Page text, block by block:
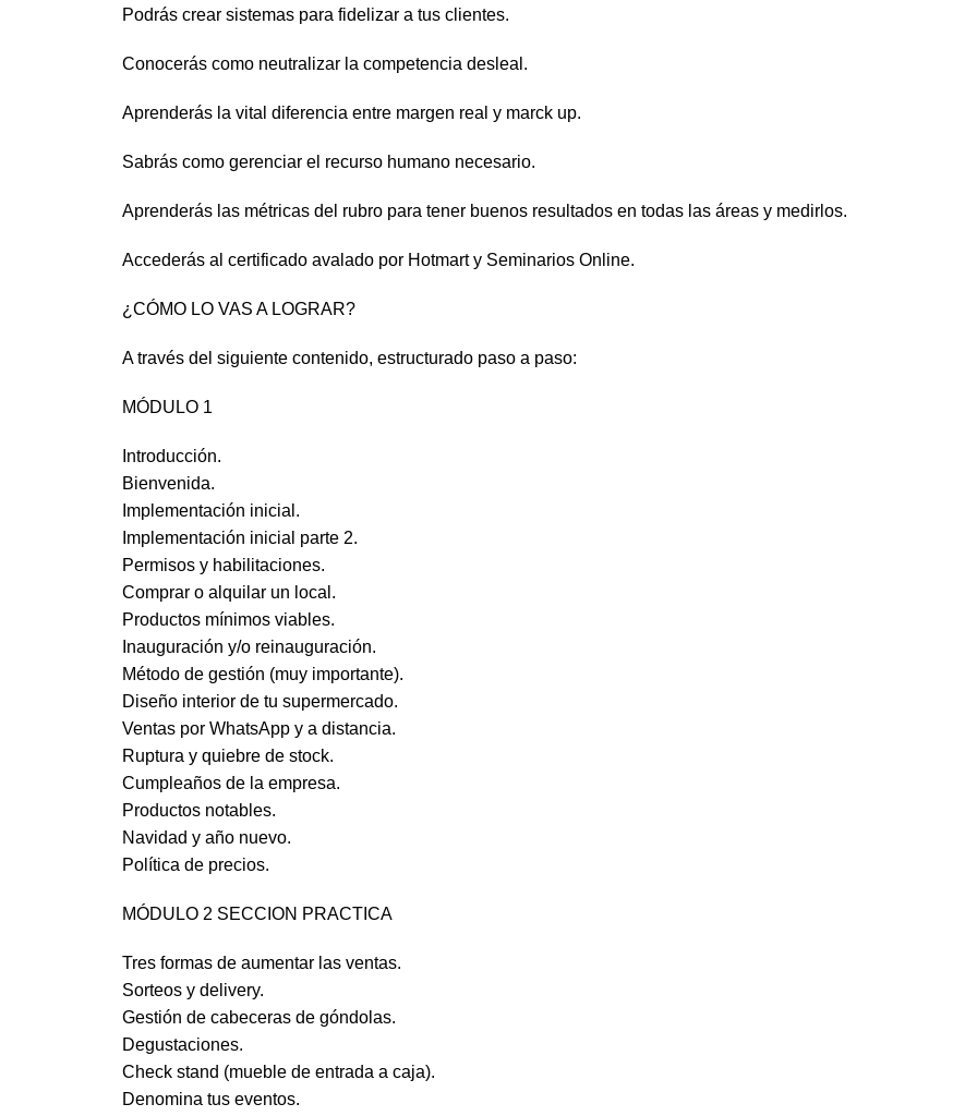
Podrás crear sistemas para fidelizar a tus clientes.
Conocerás como neutralizar la competencia desleal.
Aprenderás la vital diferencia entre margen real y marck up.
Sabrás como gerenciar el recurso humano necesario.
Aprenderás las métricas del rubro para tener buenos resultados en todas las áreas y medirlos.
Accederás al certificado avalado por Hotmart y Seminarios Online.
¿CÓMO LO VAS A LOGRAR?
A través del siguiente contenido, estructurado paso a paso:
MÓDULO 1
Introducción.
Bienvenida.
Implementación inicial.
Implementación inicial parte 2.
Permisos y habilitaciones.
Comprar o alquilar un local.
Productos mínimos viables.
Inauguración y/o reinauguración.
Método de gestión (muy importante).
Diseño interior de tu supermercado.
Ventas por WhatsApp y a distancia.
Ruptura y quiebre de stock.
Cumpleaños de la empresa.
Productos notables.
Navidad y año nuevo.
Política de precios.
MÓDULO 2 SECCION PRACTICA
Tres formas de aumentar las ventas.
Sorteos y delivery.
Gestión de cabeceras de góndolas.
Degustaciones.
Check stand (mueble de entrada a caja).
Denomina tus eventos.